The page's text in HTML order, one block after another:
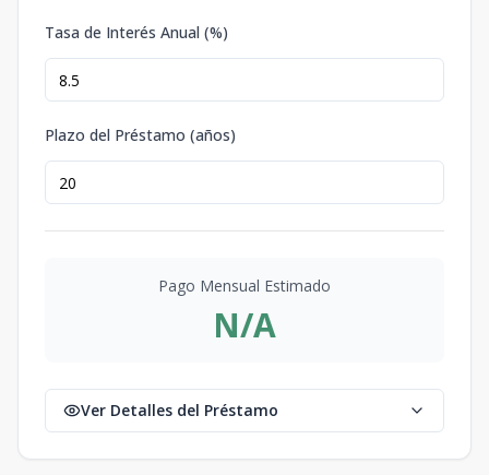
Tasa de Interés Anual (%)
Plazo del Préstamo (años)
Pago Mensual Estimado
N/A
Ver Detalles del Préstamo